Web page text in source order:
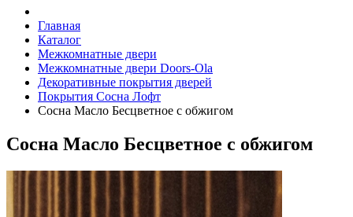
Главная
Каталог
Межкомнатные двери
Межкомнатные двери Doors-Ola
Декоративные покрытия дверей
Покрытия Сосна Лофт
Сосна Масло Бесцветное с обжигом
Сосна Масло Бесцветное с обжигом